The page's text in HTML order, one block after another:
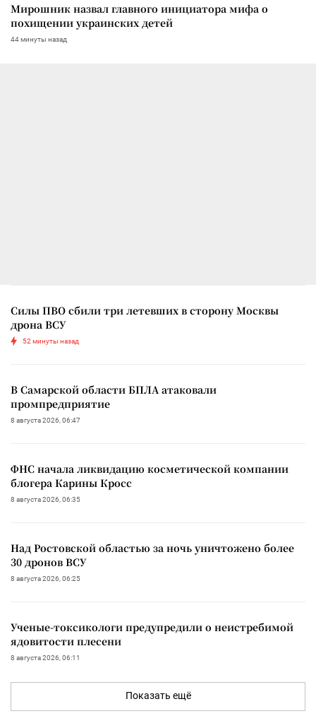
Мирошник назвал главного инициатора мифа о
похищении украинских детей
44 минуты назад
Силы ПВО сбили три летевших в сторону Москвы
дрона ВСУ
52 минуты назад
В Самарской области БПЛА атаковали
промпредприятие
8 августа 2026, 06:47
ФНС начала ликвидацию косметической компании
блогера Карины Кросс
8 августа 2026, 06:35
Над Ростовской областью за ночь уничтожено более
30 дронов ВСУ
8 августа 2026, 06:25
Ученые-токсикологи предупредили о неистребимой
ядовитости плесени
8 августа 2026, 06:11
Показать ещё